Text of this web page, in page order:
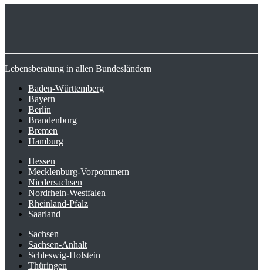
Lebensberatung in allen Bundesländern
Baden-Württemberg
Bayern
Berlin
Brandenburg
Bremen
Hamburg
Hessen
Mecklenburg-Vorpommern
Niedersachsen
Nordrhein-Westfalen
Rheinland-Pfalz
Saarland
Sachsen
Sachsen-Anhalt
Schleswig-Holstein
Thüringen